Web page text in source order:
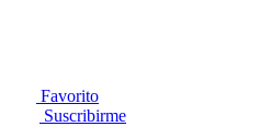
Favorito
Suscribirme